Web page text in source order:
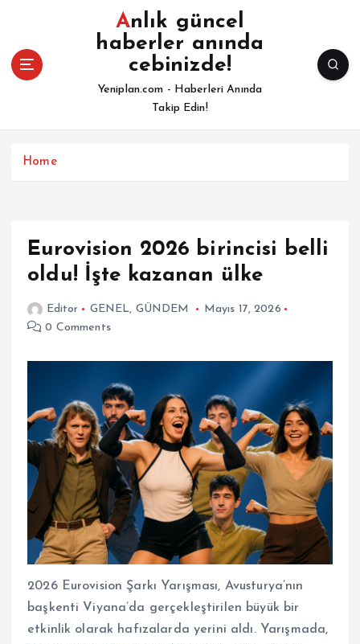
Anlık güncel
haberler anında
cebinizde!
Yeniplan.com - Haberleri Anında
Takip Edin!
Home
Eurovision 2026 birincisi belli
oldu! İşte kazanan ülke
Editor GENEL, GÜNDEM
Mayıs 17, 2026
0 Comments
2026 Eurovision Şarkı Yarışması, Avusturya’nın
başkenti Viyana’da gerçekleştirilen büyük bir
etkinlik olarak hafızalarda yerini aldı. Yarışmada,